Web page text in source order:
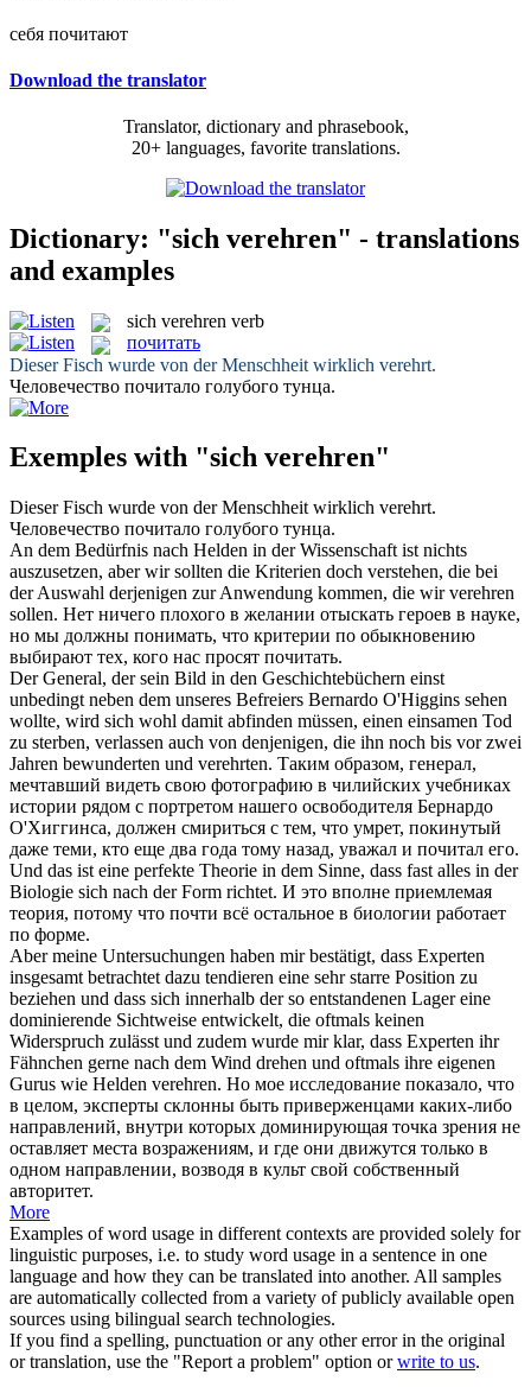
себя почитают
Download the translator
Translator, dictionary and phrasebook,
20+ languages, favorite translations.
Dictionary: "sich verehren" - translations
and examples
sich verehren verb
почитать
Dieser Fisch wurde von der Menschheit wirklich verehrt.
Человечество почитало голубого тунца.
Exemples with "sich verehren"
Dieser Fisch wurde von der Menschheit wirklich verehrt.
Человечество почитало голубого тунца.
An dem Bedürfnis nach Helden in der Wissenschaft ist nichts
auszusetzen, aber wir sollten die Kriterien doch verstehen, die bei
der Auswahl derjenigen zur Anwendung kommen, die wirverehren
sollen. Нет ничего плохого в желании отыскать героев в науке,
но мы должны понимать, что критерии по обыкновению
выбирают тех, кого нас просят почитать.
Der General, der sein Bild in den Geschichtebüchern einst
unbedingt neben dem unseres Befreiers Bernardo O'Higgins sehen
wollte, wird sich wohl damit abfinden müssen, einen einsamen Tod
zu sterben, verlassen auch von denjenigen, die ihn noch bis vor zwei
Jahren bewunderten und verehrten. Таким образом, генерал,
мечтавший видеть свою фотографию в чилийских учебниках
истории рядом с портретом нашего освободителя Бернардо
О'Хиггинса, должен смириться с тем, что умрет, покинутый
даже теми, кто еще два года тому назад, уважал и почитал его.
Und das ist eine perfekte Theorie in dem Sinne, dass fast alles in der
Biologie sich nach der Form richtet. И это вполне приемлемая
теория, потому что почти всё остальное в биологии работает
по форме.
Aber meine Untersuchungen haben mir bestätigt, dass Experten
insgesamt betrachtet dazu tendieren eine sehr starre Position zu
beziehen und dass sich innerhalb der so entstandenen Lager eine
dominierende Sichtweise entwickelt, die oftmals keinen
Widerspruch zulässt und zudem wurde mir klar, dass Experten ihr
Fähnchen gerne nach dem Wind drehen und oftmals ihre eigenen
Gurus wie Helden verehren. Но мое исследование показало, что
в целом, эксперты склонны быть приверженцами каких-либо
направлений, внутри которых доминирующая точка зрения не
оставляет места возражениям, и где они движутся только в
одном направлении, возводя в культ свой собственный
авторитет.
More
Examples of word usage in different contexts are provided solely for
linguistic purposes, i.e. to study word usage in a sentence in one
language and how they can be translated into another. All samples
are automatically collected from a variety of publicly available open
sources using bilingual search technologies.
If you find a spelling, punctuation or any other error in the original
or translation, use the "Report a problem" option orwrite to us.